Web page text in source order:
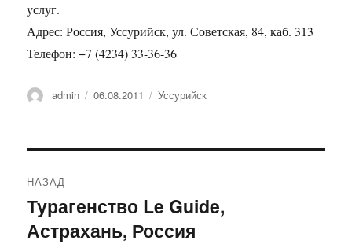
услуг.
Адрес: Россия, Уссурийск, ул. Советская, 84, каб. 313
Телефон: +7 (4234) 33-36-36
Автор
admin Опубликовано
06.08.2011 Рубрики
Уссурийск
по
записям
НАЗАД
Предыдущая
запись:
Турагенство Le Guide,
Астрахань, Россия